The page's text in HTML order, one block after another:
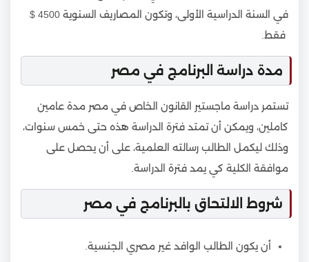
في السنة الدراسية الأولى، وتكون المصاريف السنوية 4500 $
فقط.
مدة دراسة البرنامج في مصر
تستمر دراسة ماجستير القانون الخاص في مصر مدة عامين
كاملين، ويمكن أن تمتد فترة الدراسة هذه حتى خمس سنوات،
وذلك ليكمل الطالب رسالته العلمية، على أن يحصل على
موافقة الكلية كي يمد فترة الدراسة.
شروط الالتحاق بالبرنامج في مصر
أن يكون الطالب الوافد غير مصري الجنسية.